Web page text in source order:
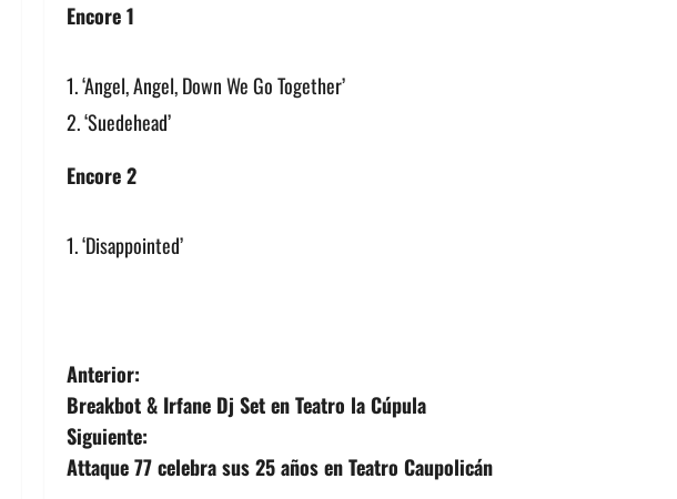
Encore 1
‘Angel, Angel, Down We Go Together’
‘Suedehead’
Encore 2
‘Disappointed’
N
a
v
Anterior:
Breakbot & Irfane Dj Set en Teatro la Cúpula
Siguiente:
Attaque 77 celebra sus 25 años en Teatro Caupolicán